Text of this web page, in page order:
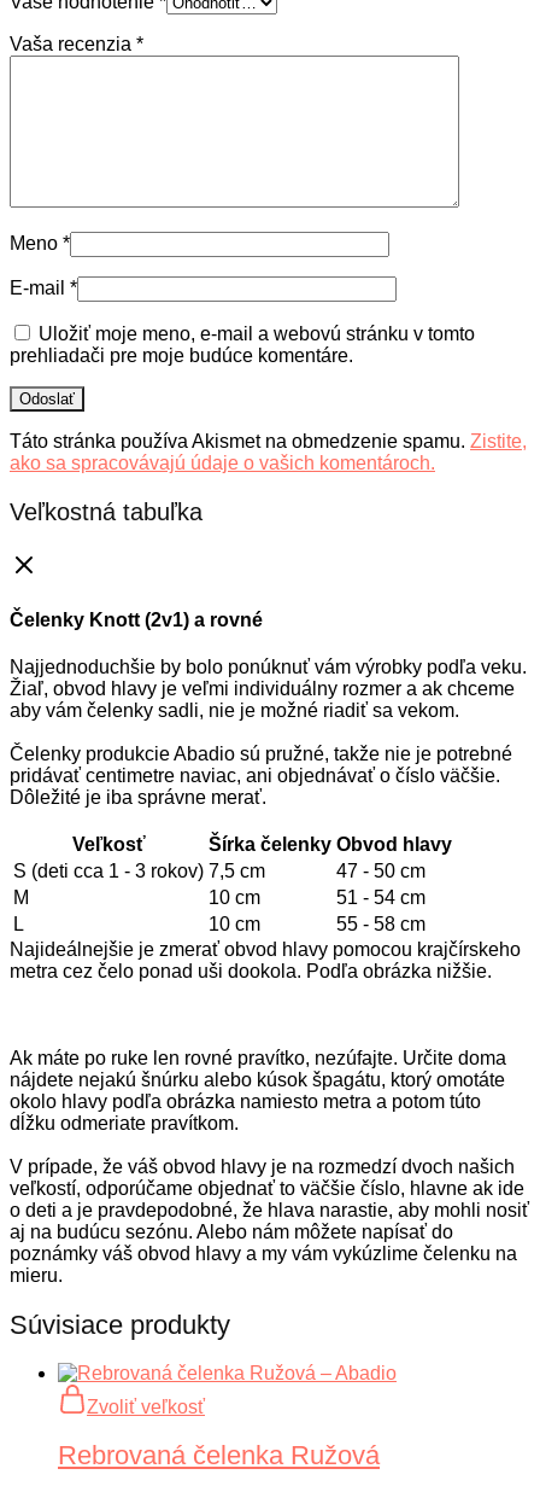
Vaša recenzia *
Meno *
E-mail *
Uložiť moje meno, e-mail a webovú stránku v tomto
prehliadači pre moje budúce komentáre.
Táto stránka používa Akismet na obmedzenie spamu. Zistite,
ako sa spracovávajú údaje o vašich komentároch.
Veľkostná tabuľka
Čelenky Knott (2v1) a rovné
Najjednoduchšie by bolo ponúknuť vám výrobky podľa veku.
Žiaľ, obvod hlavy je veľmi individuálny rozmer a ak chceme
aby vám čelenky sadli, nie je možné riadiť sa vekom.
Čelenky produkcie Abadio sú pružné, takže nie je potrebné
pridávať centimetre naviac, ani objednávať o číslo väčšie.
Dôležité je iba správne merať.
Veľkosť Šírka čelenky Obvod hlavy
S (deti cca 1 - 3 rokov) 7,5 cm
47 - 50 cm
M
10 cm
51 - 54 cm
L
10 cm
55 - 58 cm
Najideálnejšie je zmerať obvod hlavy pomocou krajčírskeho
metra cez čelo ponad uši dookola. Podľa obrázka nižšie.
Ak máte po ruke len rovné pravítko, nezúfajte. Určite doma
nájdete nejakú šnúrku alebo kúsok špagátu, ktorý omotáte
okolo hlavy podľa obrázka namiesto metra a potom túto
dĺžku odmeriate pravítkom.
V prípade, že váš obvod hlavy je na rozmedzí dvoch našich
veľkostí, odporúčame objednať to väčšie číslo, hlavne ak ide
o deti a je pravdepodobné, že hlava narastie, aby mohli nosiť
aj na budúcu sezónu. Alebo nám môžete napísať do
poznámky váš obvod hlavy a my vám vykúzlime čelenku na
mieru.
Súvisiace produkty
Zvoliť veľkosť
Tento
produkt
viacero
Rebrovaná čelenka Ružová